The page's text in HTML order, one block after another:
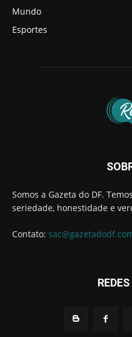
Mundo
Esportes
Somos a Gazeta do DF.
seriedade, honestidade e
Contato: